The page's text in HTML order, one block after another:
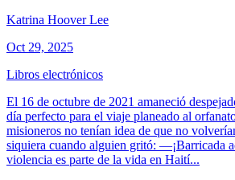
Katrina Hoover Lee
Oct 29, 2025
Libros electrónicos
El 16 de octubre de 2021 amaneció
día perfecto para el viaje planeado al
misioneros no tenían idea de que no
siquiera cuando alguien gritó: —¡Barricada
violencia es parte de la vida en Haití...